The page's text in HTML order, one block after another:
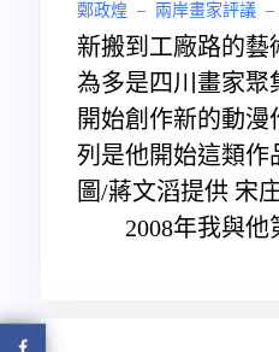
鄭政煌 – 兩岸畫家評議 –
新搬到工廠路的藝
為多是四川畫家聚
開始創作新的動
列是他開始這類作
圖/蔣文滔提供 宋
2008年我與他